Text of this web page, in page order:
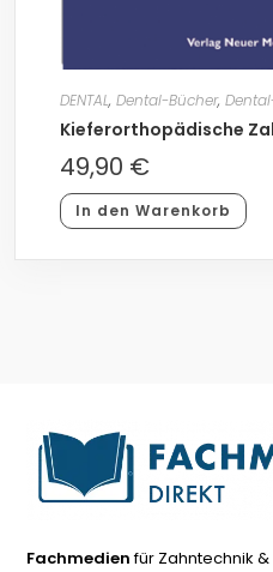
DENTAL, Dental-Bücher,
Kieferorthopädische
49,90 €
In den Warenkorb
Fachmedienfür Zahntechnik